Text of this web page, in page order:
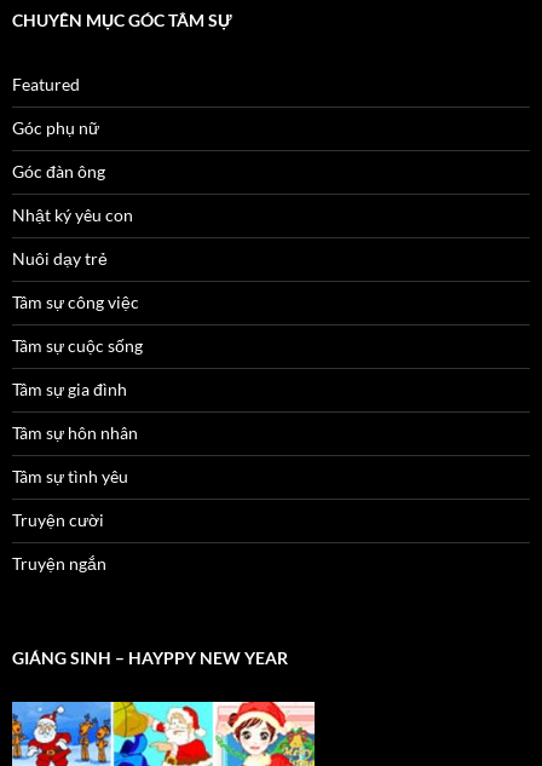
CHUYÊN MỤC GÓC TÂM SỰ
Featured
Góc phụ nữ
Góc đàn ông
Nhật ký yêu con
Nuôi dạy trẻ
Tâm sự công việc
Tâm sự cuộc sống
Tâm sự gia đình
Tâm sự hôn nhân
Tâm sự tình yêu
Truyện cười
Truyện ngắn
GIÁNG SINH – HAYPPY NEW YEAR